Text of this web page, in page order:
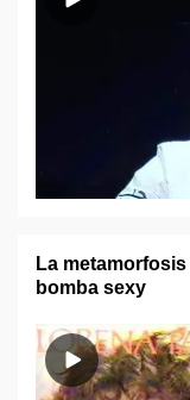
La
bomba sexy